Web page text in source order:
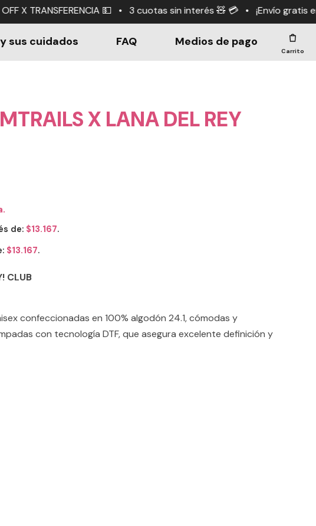
💵 • 3 cuotas sin interés 🧸 💳 • ¡Envío gratis en compras
sus cuidados FAQ Medios de pago
Carrito
X LANA DEL REY
de: $13.167.
$13.167.
CLUB
confeccionadas en 100% algodón 24.1, cómodas y
con tecnología DTF, que asegura excelente definición y